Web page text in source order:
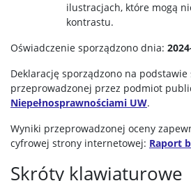
ilustracjach, które mogą
kontrastu.
Oświadczenie sporządzono dnia:
Deklarację sporządzono na podstawie
przeprowadzonej przez podmiot
Niepełnosprawnościami UW.
Wyniki przeprowadzonej oceny
cyfrowej strony internetowej: Raport
Skróty klawiaturowe